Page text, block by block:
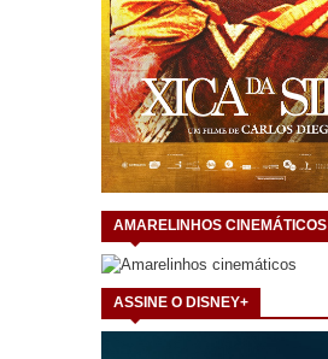
AMARELINHOS CINEMÁTICOS
ASSINE O DISNEY+